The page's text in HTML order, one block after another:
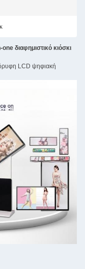
διαφημιστικό κιόσκι
LCD ψηφιακή